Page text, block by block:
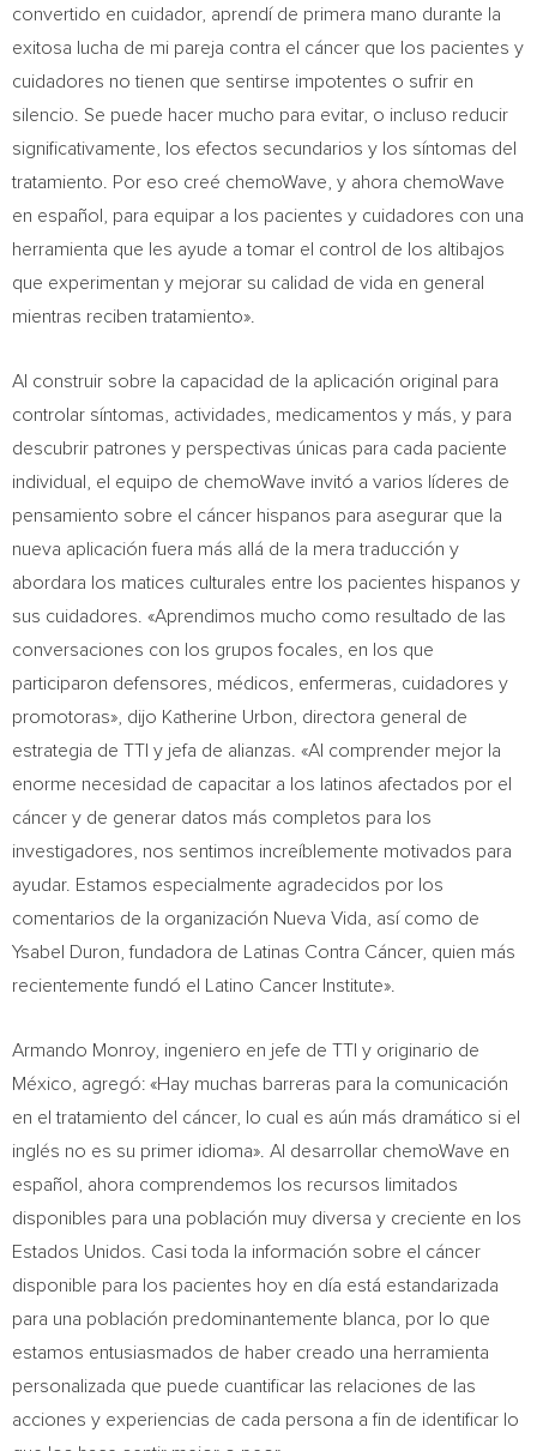
convertido en cuidador, aprendí de primera mano durante la
exitosa lucha de mi pareja contra el cáncer que los pacientes y
cuidadores no tienen que sentirse impotentes o sufrir en
silencio. Se puede hacer mucho para evitar, o incluso reducir
significativamente, los efectos secundarios y los síntomas del
tratamiento. Por eso creé chemoWave, y ahora chemoWave
en español, para equipar a los pacientes y cuidadores con una
herramienta que les ayude a tomar el control de los altibajos
que experimentan y mejorar su calidad de vida en general
mientras reciben tratamiento».
Al construir sobre la capacidad de la aplicación original para
controlar síntomas, actividades, medicamentos y más, y para
descubrir patrones y perspectivas únicas para cada paciente
individual, el equipo de chemoWave invitó a varios líderes de
pensamiento sobre el cáncer hispanos para asegurar que la
nueva aplicación fuera más allá de la mera traducción y
abordara los matices culturales entre los pacientes hispanos y
sus cuidadores. «Aprendimos mucho como resultado de las
conversaciones con los grupos focales, en los que
participaron defensores, médicos, enfermeras, cuidadores y
promotoras», dijo Katherine Urbon , directora general de
estrategia de TTI y jefa de alianzas. «Al comprender mejor la
enorme necesidad de capacitar a los latinos afectados por el
cáncer y de generar datos más completos para los
investigadores, nos sentimos increíblemente motivados para
ayudar. Estamos especialmente agradecidos por los
comentarios de la organización Nueva Vida , así como de
Ysabel Duron , fundadora de Latinas Contra Cáncer, quien más
recientemente fundó el Latino Cancer Institute».
Armando Monroy, ingeniero en jefe de TTI y originario de
México, agregó: «Hay muchas barreras para la comunicación
en el tratamiento del cáncer, lo cual es aún más dramático si el
inglés no es su primer idioma». Al desarrollar chemoWave en
español, ahora comprendemos los recursos limitados
disponibles para una población muy diversa y creciente en los
Estados Unidos. Casi toda la información sobre el cáncer
disponible para los pacientes hoy en día está estandarizada
para una población predominantemente blanca, por lo que
estamos entusiasmados de haber creado una herramienta
personalizada que puede cuantificar las relaciones de las
acciones y experiencias de cada persona a fin de identificar lo